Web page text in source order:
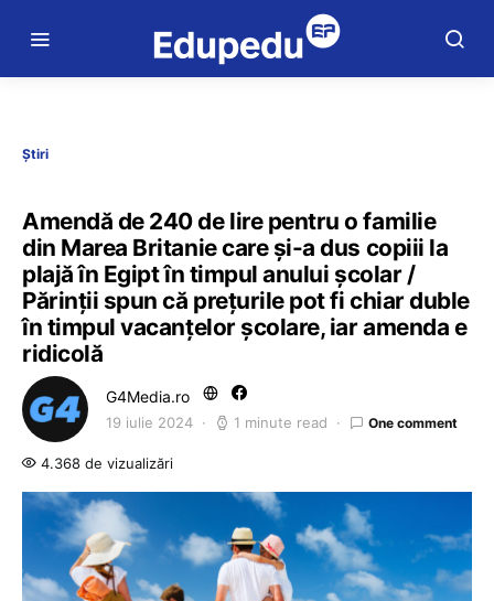
Știri
Amendă de 240 de lire pentru o familie
din Marea Britanie care și-a dus copiii la
plajă în Egipt în timpul anului școlar /
Părinții spun că prețurile pot fi chiar duble
în timpul vacanțelor școlare, iar amenda e
ridicolă
G4Media.ro
19 iulie 2024 1 minute read One comment
4.368 de vizualizări